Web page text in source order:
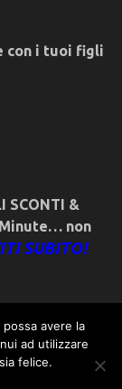
con i tuoi figli
SCONTI &
non
SUBITO!
LLC -*-
avere la
ad utilizzare
felice.